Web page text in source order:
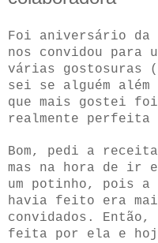
Foi aniversário da
nos convidou para
várias gostosuras
sei se alguém além
que mais gostei foi
realmente perfeita
Bom, pedi a
mas na hora de ir
um potinho, pois a
havia feito era
convidados.
feita por ela e